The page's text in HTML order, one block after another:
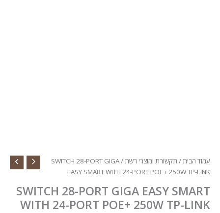
עמוד הבית/ תקשורת ומוצרי רשת
/ SWITCH 28-PORT GIGA
EASY SMART WITH 24-PORT POE+ 250W TP-LINK
SWITCH 28-PORT GIGA EASY SMART
WITH 24-PORT POE+ 250W TP-LINK